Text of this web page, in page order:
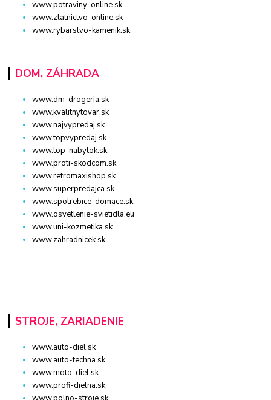
www.potraviny-online.sk
www.zlatnictvo-online.sk
www.rybarstvo-kamenik.sk
DOM, ZÁHRADA
www.dm-drogeria.sk
www.kvalitnytovar.sk
www.najvypredaj.sk
www.topvypredaj.sk
www.top-nabytok.sk
www.proti-skodcom.sk
www.retromaxishop.sk
www.superpredajca.sk
www.spotrebice-domace.sk
www.osvetlenie-svietidla.eu
www.uni-kozmetika.sk
www.zahradnicek.sk
STROJE, ZARIADENIE
www.auto-diel.sk
www.auto-techna.sk
www.moto-diel.sk
www.profi-dielna.sk